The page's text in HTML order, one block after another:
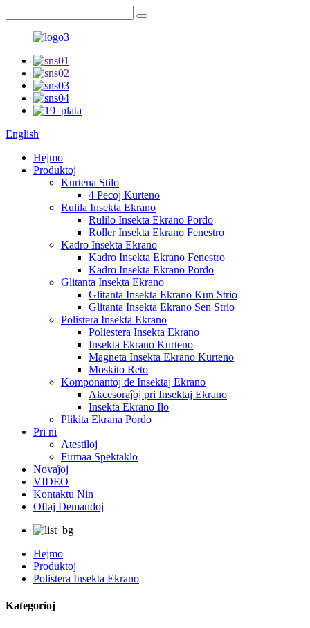
English
Hejmo
Produktoj
Kurtena Stilo
4 Pecoj Kurteno
Rulila Insekta Ekrano
Rulilo Insekta Ekrano Pordo
Roller Insekta Ekrano Fenestro
Kadro Insekta Ekrano
Kadro Insekta Ekrano Fenestro
Kadro Insekta Ekrano Pordo
Glitanta Insekta Ekrano
Glitanta Insekta Ekrano Kun Strio
Glitanta Insekta Ekrano Sen Strio
Polistera Insekta Ekrano
Poliestera Insekta Ekrano
Insekta Ekrano Kurteno
Magneta Insekta Ekrano Kurteno
Moskito Reto
Komponantoj de Insektaj Ekrano
Akcesoraĵoj pri Insektaj Ekrano
Insekta Ekrano Ilo
Plikita Ekrana Pordo
Pri ni
Atestiloj
Firmaa Spektaklo
Novaĵoj
VIDEO
Kontaktu Nin
Oftaj Demandoj
Hejmo
Produktoj
Polistera Insekta Ekrano
Kategorioj